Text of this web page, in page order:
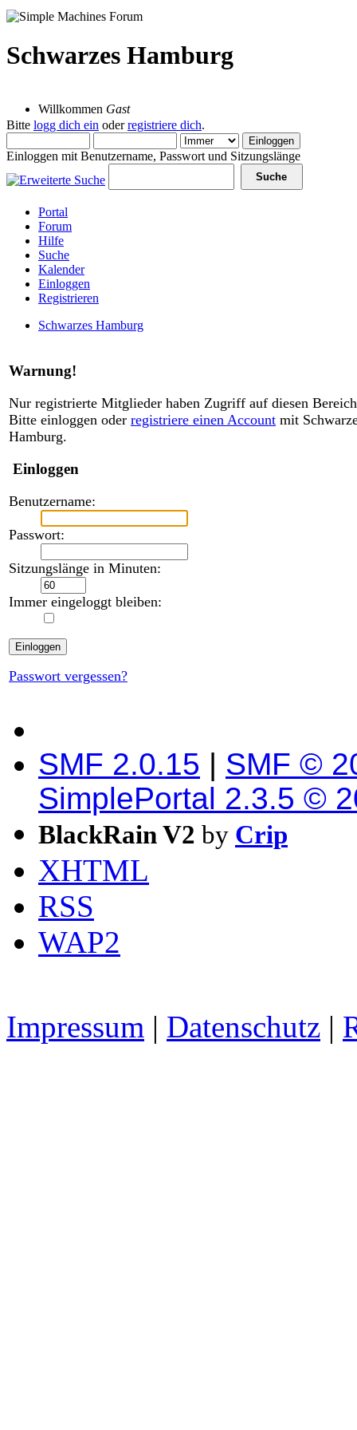
Schwarzes Hamburg
Willkommen Gast
Bitte logg dich ein oderregistriere dich.
Einloggen mit Benutzername, Passwort und Sitzungslänge
Portal
Forum
Hilfe
Suche
Kalender
Einloggen
Registrieren
Schwarzes Hamburg
Warnung!
Nur registrierte Mitglieder haben Zugriff auf diesen
Bitte einloggen oder registriere einen Account mit
Hamburg.
Einloggen
Benutzername:
Passwort:
Sitzungslänge in Minuten:
Immer eingeloggt bleiben:
Passwort vergessen?
SMF 2.0.15 | SMF ©
SimplePortal 2.3.5 ©
BlackRain V2 by Crip
XHTML
RSS
WAP2
Impressum | Datenschutz |